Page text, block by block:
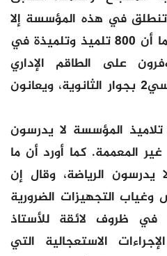
تنطلق في هذه المؤسسة إلا
في نهاية شهر شتنبر، كما أن 800 تلميذ وتلميذة في
على الطاقم الإداري
ويدرسون في مدرسة أناسي2 بجوار الثانوية، ويعانون
تلاميذ المؤسسة لا يدرسون
غير المعممة. كما أورد أن ما
تلميذا لا يدرسون الرياضة، وقال إن
التجهيزات الضرورية
في ظروف لائقة للأستاذ
الاستعجالية التي